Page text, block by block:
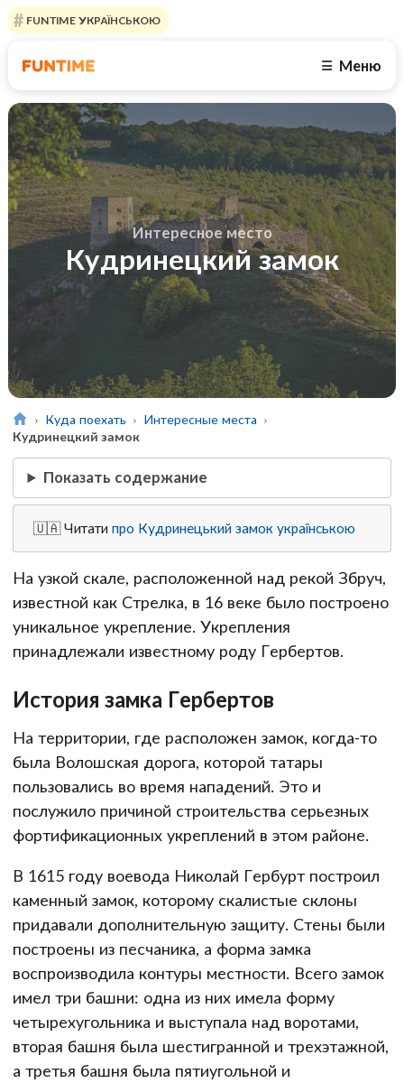
FUNTIME УКРАЇНСЬКОЮ
☰ Меню
Интересное место
Кудринецкий замок
Куда поехать
Интересные места
Кудринецкий замок
Показать содержание
🇺🇦 Читатипро Кудринецький замок українською
На узкой скале, расположенной над рекой Збруч,
известной как Стрелка, в 16 веке было построено
уникальное укрепление. Укрепления
принадлежали известному роду Гербертов.
История замка Гербертов
На территории, где расположен замок, когда-то
была Волошская дорога, которой татары
пользовались во время нападений. Это и
послужило причиной строительства серьезных
фортификационных укреплений в этом районе.
В 1615 году воевода Николай Гербурт построил
каменный замок, которому скалистые склоны
придавали дополнительную защиту. Стены были
построены из песчаника, а форма замка
воспроизводила контуры местности. Всего замок
имел три башни: одна из них имела форму
четырехугольника и выступала над воротами,
вторая башня была шестигранной и трехэтажной,
а третья башня была пятиугольной и